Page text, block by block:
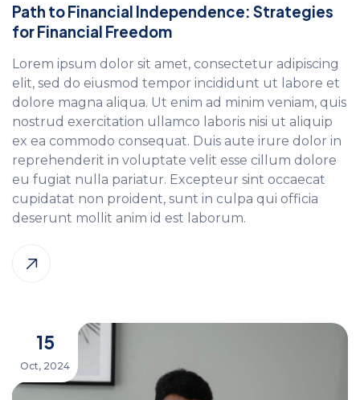
Path to Financial Independence: Strategies
for Financial Freedom
Lorem ipsum dolor sit amet, consectetur adipiscing
elit, sed do eiusmod tempor incididunt ut labore et
dolore magna aliqua. Ut enim ad minim veniam, quis
nostrud exercitation ullamco laboris nisi ut aliquip
ex ea commodo consequat. Duis aute irure dolor in
reprehenderit in voluptate velit esse cillum dolore
eu fugiat nulla pariatur. Excepteur sint occaecat
cupidatat non proident, sunt in culpa qui officia
deserunt mollit anim id est laborum.
15
Oct, 2024